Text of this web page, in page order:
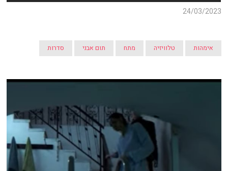
24/03/2023
אימהות טלוויזיה מתח תום אבני סדרות